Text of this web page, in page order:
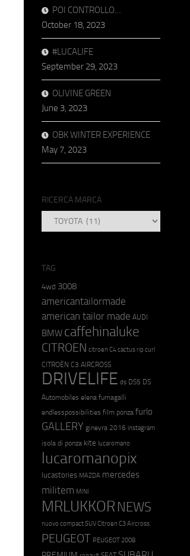
POI CONTROLLO…
October 18, 2023
#LUCALIFE
September 29, 2023
OLIVINE GREEN
June 3, 2023
OBK WINTER EXPERIENCE
May 7, 2023
RICERCA MARCA
RICERCA
MARCA
TAG
4wd 3008
americantailormade
american tailor made AUDI
BMW caffehinaluke
CITROEN citroen C4 cactus rip curl
CITROËN C3 AIRCROSS
DRIVELIFE ds DS5 DS
Automobiles elena fumagalli
endlesspossibilities film ponza furlo
GALLERY ginevra 2016 instagram
isola di ponza kite lucaromano
lucaromanopix
lucastories MAZDA mercedes
militem MINI
MRLUKKOR NEWS
nuovo compact SUV Citroen C3 Aircross
PEUGEOT PEUGEOT 2008